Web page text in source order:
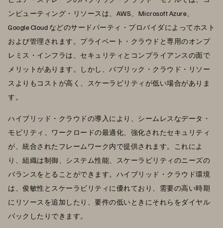
ンピューティング・リソースは、AWS、Microsoft Azure、
Google Cloud などのサードパーティ・プロバイダによってホスト
および管理されます。プライベート・クラウドと専用のオンプ
レミス・インフラは、セキュリティとコンプライアンスの面で
メリットがあります。しかし、パブリック・クラウド・リソー
スよりもコストが高く、スケーラビリティが低い場合がありま
す。
ハイブリッド・クラウドの導入により、シームレスなデータ・
モビリティ、ワークロードの最適化、強化されたセキュリティ
が、統合されたフレームワーク内で提供されます。これによ
り、組織は制御、システム性能、スケーラビリティのニーズの
バランスをとることができます。ハイブリッド・クラウド環境
は、俊敏性とスケーラビリティに優れており、需要の高い時期
にリソースを追加したり、要件の低いときにそれらをダイヤル
バックしたりできます。